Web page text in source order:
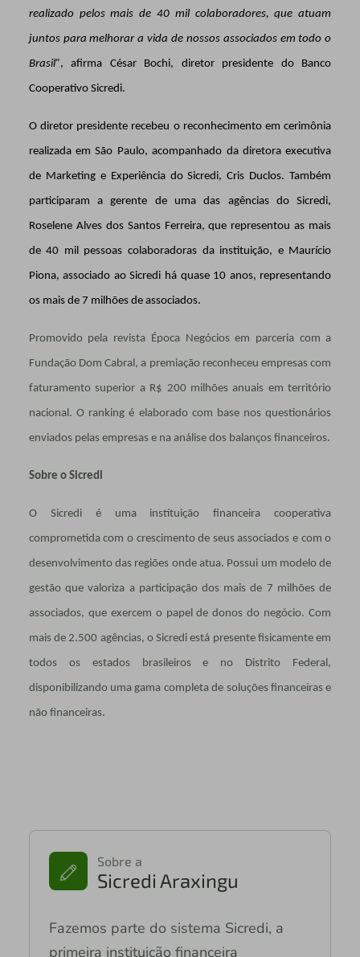
realizado pelos mais de 40 mil colaboradores, que atuam
juntos para melhorar a vida de nossos associados em todo o
Brasil”, afirma César Bochi, diretor presidente do Banco
Cooperativo Sicredi.
O diretor presidente recebeu o reconhecimento em cerimônia
realizada em São Paulo, acompanhado da diretora executiva
de Marketing e Experiência do Sicredi, Cris Duclos. Também
participaram a gerente de uma das agências do Sicredi,
Roselene Alves dos Santos Ferreira, que representou as mais
de 40 mil pessoas colaboradoras da instituição, e Maurício
Piona, associado ao Sicredi há quase 10 anos, representando
os mais de 7 milhões de associados.
Promovido pela revista Época Negócios em parceria com a
Fundação Dom Cabral, a premiação reconheceu empresas com
faturamento superior a R$ 200 milhões anuais em território
nacional. O ranking é elaborado com base nos questionários
enviados pelas empresas e na análise dos balanços financeiros.
Sobre o Sicredi
O Sicredi é uma instituição financeira cooperativa
comprometida com o crescimento de seus associados e com o
desenvolvimento das regiões onde atua. Possui um modelo de
gestão que valoriza a participação dos mais de 7 milhões de
associados, que exercem o papel de donos do negócio. Com
mais de 2.500 agências, o Sicredi está presente fisicamente em
todos os estados brasileiros e no Distrito Federal,
disponibilizando uma gama completa de soluções financeiras e
não financeiras.
Sobre a
Sicredi Araxingu
Fazemos parte do sistema Sicredi, a
primeira instituição financeira